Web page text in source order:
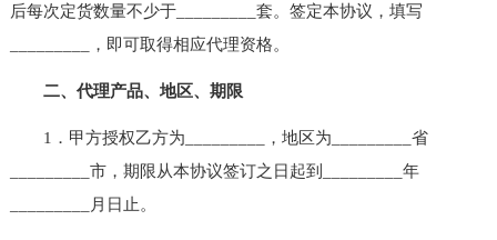
后每次定货数量不少于_________套。签定本协议，填写
_________，即可取得相应代理资格。
二、代理产品、地区、期限
1．甲方授权乙方为_________，地区为_________省
_________市，期限从本协议签订之日起到_________年
_________月日止。